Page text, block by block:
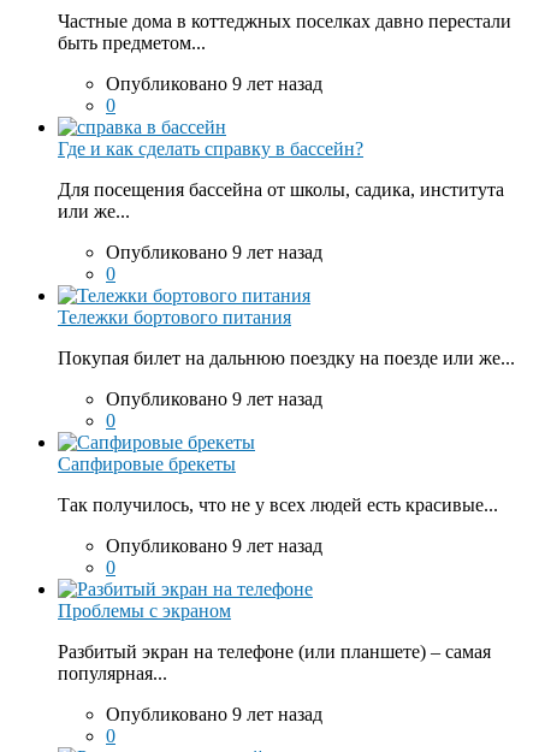
Частные дома в коттеджных поселках давно перестали
быть предметом...
Опубликовано 9 лет назад
0
Где и как сделать справку в бассейн?
Для посещения бассейна от школы, садика, института
или же...
Опубликовано 9 лет назад
0
Тележки бортового питания
Покупая билет на дальнюю поездку на поезде или же...
Опубликовано 9 лет назад
0
Сапфировые брекеты
Так получилось, что не у всех людей есть красивые...
Опубликовано 9 лет назад
0
Проблемы с экраном
Разбитый экран на телефоне (или планшете) – самая
популярная...
Опубликовано 9 лет назад
0